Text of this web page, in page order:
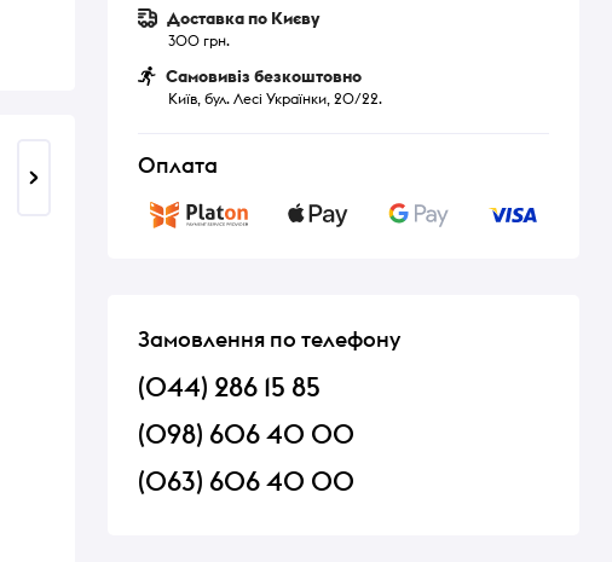
Доставка по Києву
300 грн.
Самовивіз безкоштовно
Київ, бул. Лесі Українки, 20/22.
Оплата
Замовлення по телефону
(044) 286 15 85
(098) 606 40 00
(063) 606 40 00